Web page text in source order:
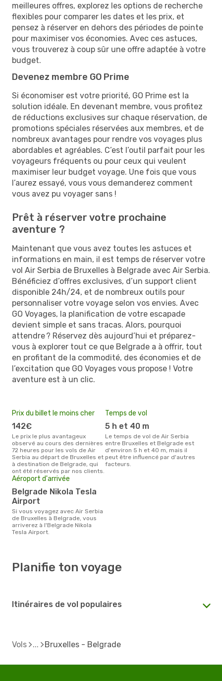
meilleures offres, explorez les options de recherche
flexibles pour comparer les dates et les prix, et
pensez à réserver en dehors des périodes de pointe
pour maximiser vos économies. Avec ces astuces,
vous trouverez à coup sûr une offre adaptée à votre
budget.
Devenez membre GO Prime
Si économiser est votre priorité, GO Prime est la
solution idéale. En devenant membre, vous profitez
de réductions exclusives sur chaque réservation, de
promotions spéciales réservées aux membres, et de
nombreux avantages pour rendre vos voyages plus
abordables et agréables. C’est l’outil parfait pour les
voyageurs fréquents ou pour ceux qui veulent
maximiser leur budget voyage. Une fois que vous
l’aurez essayé, vous vous demanderez comment
vous avez pu voyager sans !
Prêt à réserver votre prochaine
aventure ?
Maintenant que vous avez toutes les astuces et
informations en main, il est temps de réserver votre
vol Air Serbia de Bruxelles à Belgrade avec Air Serbia.
Bénéficiez d’offres exclusives, d’un support client
disponible 24h/24, et de nombreux outils pour
personnaliser votre voyage selon vos envies. Avec
GO Voyages, la planification de votre escapade
devient simple et sans tracas. Alors, pourquoi
attendre ? Réservez dès aujourd’hui et préparez-
vous à explorer tout ce que Belgrade a à offrir, tout
en profitant de la commodité, des économies et de
l’excitation que GO Voyages vous propose ! Votre
aventure est à un clic.
Prix du billet le moins cher
142€
Le prix le plus avantageux
observé au cours des dernières
72 heures pour les vols de Air
Serbia au départ de Bruxelles et
à destination de Belgrade, qui
ont été réservés par nos clients.
Temps de vol
5 h et 40 m
Le temps de vol de Air Serbia
entre Bruxelles et Belgrade est
d'environ 5 h et 40 m, mais il
peut être influencé par d'autres
facteurs.
Aéroport d'arrivée
Belgrade Nikola Tesla
Airport
Si vous voyagez avec Air Serbia
de Bruxelles à Belgrade, vous
arriverez à l'Belgrade Nikola
Tesla Airport.
Planifie ton voyage
Itinéraires de vol populaires
Vols Bruxelles - Belgrade